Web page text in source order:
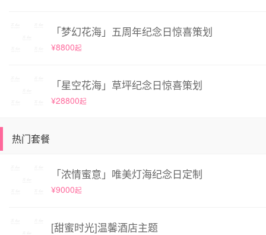
「梦幻花海」五周年纪念日惊喜策划
¥8800起
「星空花海」草坪纪念日惊喜策划
¥28800起
热门套餐
「浓情蜜意」唯美灯海纪念日定制
¥9000起
[甜蜜时光]温馨酒店主题